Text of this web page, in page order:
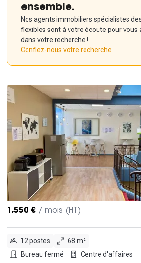
ensemble.
Nos agents immobiliers spécialistes
flexibles sont à votre écoute pour vous
dans votre recherche !
Confiez-nous votre recherche
1,550 € / mois (HT)
12 postes
68 m²
Bureau fermé
Centre d'affaires